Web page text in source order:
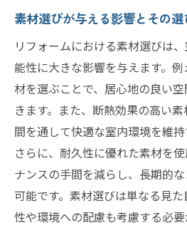
素材選びが与える影響とその選
リフォームにおける素材選びは
能性に大きな影響を与えます。
材を選ぶことで、居心地の良い
きます。また、断熱効果の高い
間を通して快適な室内環境を維持
さらに、耐久性に優れた素材を
ナンスの手間を減らし、長期的
可能です。素材選びは単なる見
性や環境への配慮も考慮する必